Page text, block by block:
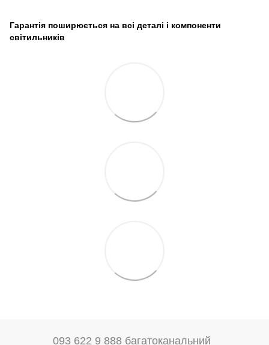
Гарантія поширюється на всі деталі і компоненти
світильників
093 622 9 888 багатоканальний